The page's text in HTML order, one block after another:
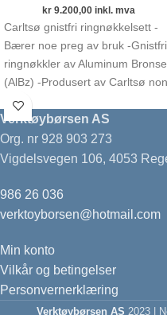
kr 9.200,00 inkl. mva
Carltsø gnistfri ringnøkkelsett -
Bærer noe preg av bruk -
ringnøkkler av Aluminum Bronse
(AlBz) -Produsert av Carltsø non
sparking tools
Verktøybørsen AS
Org. nr 928 903 273
Vigdelsvegen 106, 4053
986 26 036
verktoyborsen@hotmail.com
Min konto
Vilkår og betingelser
Personvernerklæring
Verktøybørsen AS 2023 |